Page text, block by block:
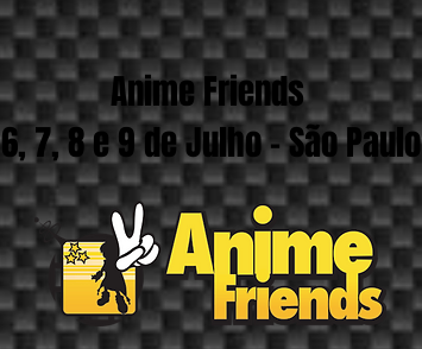
Anime Friends
6, 7, 8 e 9 de Julho - São Paulo